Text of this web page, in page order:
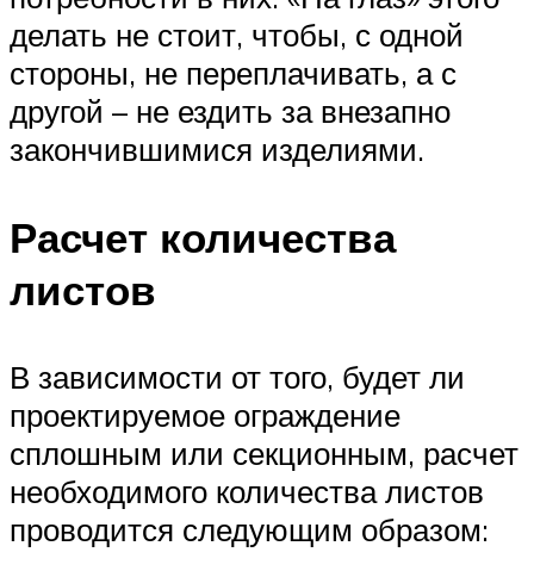
делать не стоит, чтобы, с одной
стороны, не переплачивать, а с
другой – не ездить за внезапно
закончившимися изделиями.
Расчет количества
листов
В зависимости от того, будет ли
проектируемое ограждение
сплошным или секционным, расчет
необходимого количества листов
проводится следующим образом: